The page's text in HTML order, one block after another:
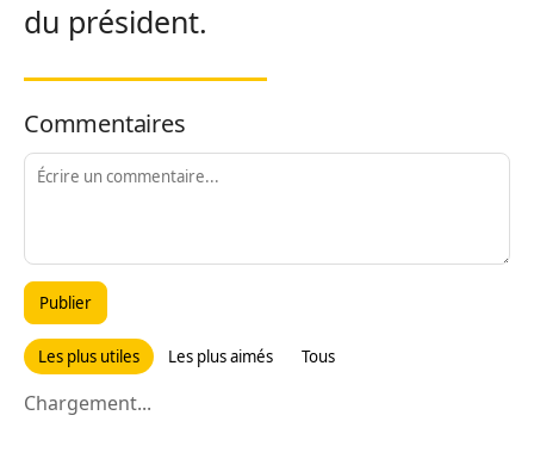
du président.
Commentaires
Publier
Les plus utiles Les plus aimés Tous
Chargement...